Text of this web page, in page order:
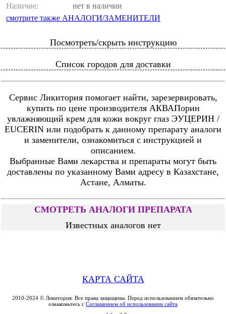
Наличие:
нет в наличии
смотрите также АНАЛОГИ/ЗАМЕНИТЕЛИ
Посмотреть/скрыть инструкцию
Список городов для доставки
Сервис Ликитория помогает найти, зарезервировать,
купить по цене производителя АКВАПорин
увлажняющий крем для кожи вокруг глаз ЭУЦЕРИН /
EUCERIN или подобрать к данному препарату аналоги
и заменители, ознакомиться с инструкцией и
описанием.
Выбранные Вами лекарства и препараты могут быть
доставлены по указанному Вами адресу в Казахстане,
Астане, Алматы.
СМОТРЕТЬ АНАЛОГИ ПРЕПАРАТА
Известных аналогов нет
КАРТА САЙТА
2010-2024 © Ликитория. Все права защищены. Перед использованием обязательно
ознакомьтесь с Соглашением об использовании сайта